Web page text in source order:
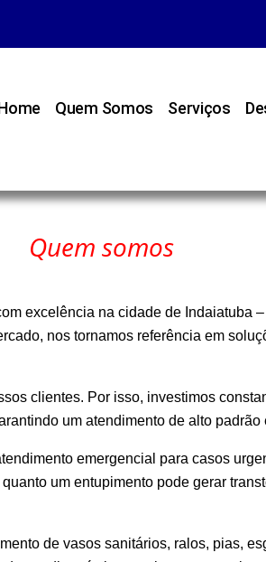
Quem Somos Serviços
Quem somos
excelência na cidade de Indaiatuba
nos tornamos referência em
clientes. Por isso, investimos
um atendimento de alto
emergencial para casos
um entupimento pode gerar
de vasos sanitários, ralos, pias,